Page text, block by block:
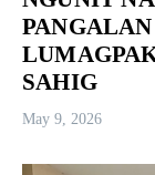
SAHIG
May 9, 2026